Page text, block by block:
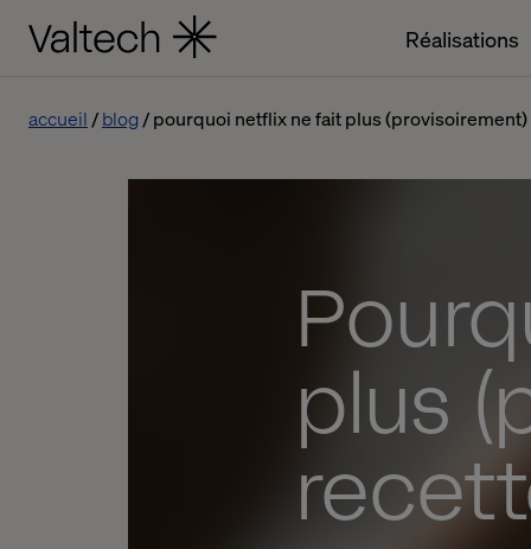
Réalisations
accueil blog pourquoi netflix ne fait plus
plus